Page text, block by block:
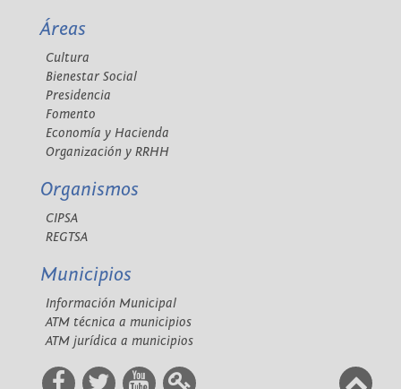
Áreas
Cultura
Bienestar Social
Presidencia
Fomento
Economía y Hacienda
Organización y RRHH
Organismos
CIPSA
REGTSA
Municipios
Información Municipal
ATM técnica a municipios
ATM jurídica a municipios